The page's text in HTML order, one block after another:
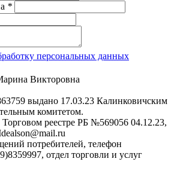
*
персональных данных
Викторовна
выдано 17.03.23 Калинковичским
комитетом.
Торговом реестре РБ №569056 04.12.23,
потребителей, телефон
отдел торговли и услуг